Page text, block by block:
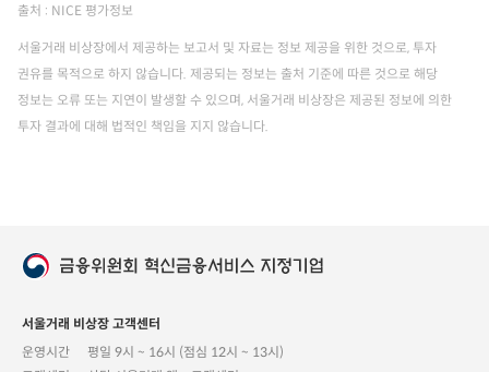
출처 : NICE 평가정보
서울거래 비상장에서 제공하는 보고서 및 자료는 정보 제공을 위한 것으로, 투자
권유를 목적으로 하지 않습니다. 제공되는 정보는 출처 기준에 따른 것으로 해당
정보는 오류 또는 지연이 발생할 수 있으며, 서울거래 비상장은 제공된 정보에 의한
투자 결과에 대해 법적인 책임을 지지 않습니다.
서울거래 비상장 고객센터
운영시간
평일 9시 ~ 16시 (점심 12시 ~ 13시)